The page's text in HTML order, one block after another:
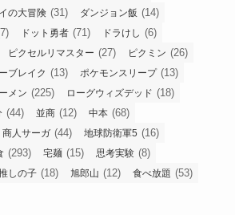
の大冒険 (31) ダンジョン飯 (14)
ドット勇者 (71) ドラけし (6)
ピクセルリマスター (27) ピクミン (26)
ブレイク (13) ポケモンスリープ(13)
メン (225) ローグウィズデッド (18)
(44) 並商 (12) 中本 (68)
商人サーガ (44) 地球防衛軍5 (16)
(293) 宅麺 (15) 思考実験 (8)
しの子 (18) 旭郎山 (12) 食べ放題 (53)